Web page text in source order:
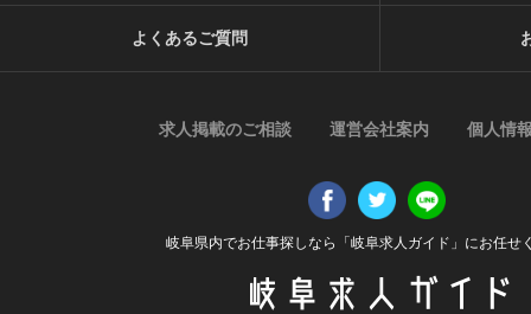
岐阜県内でお仕事探しなら「岐阜求人ガイド」にお任せ
よくあるご質問
求人掲載のご相談 運営会社案内 個人情